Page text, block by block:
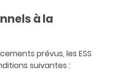
à la
prévus, les ESS
suivantes :